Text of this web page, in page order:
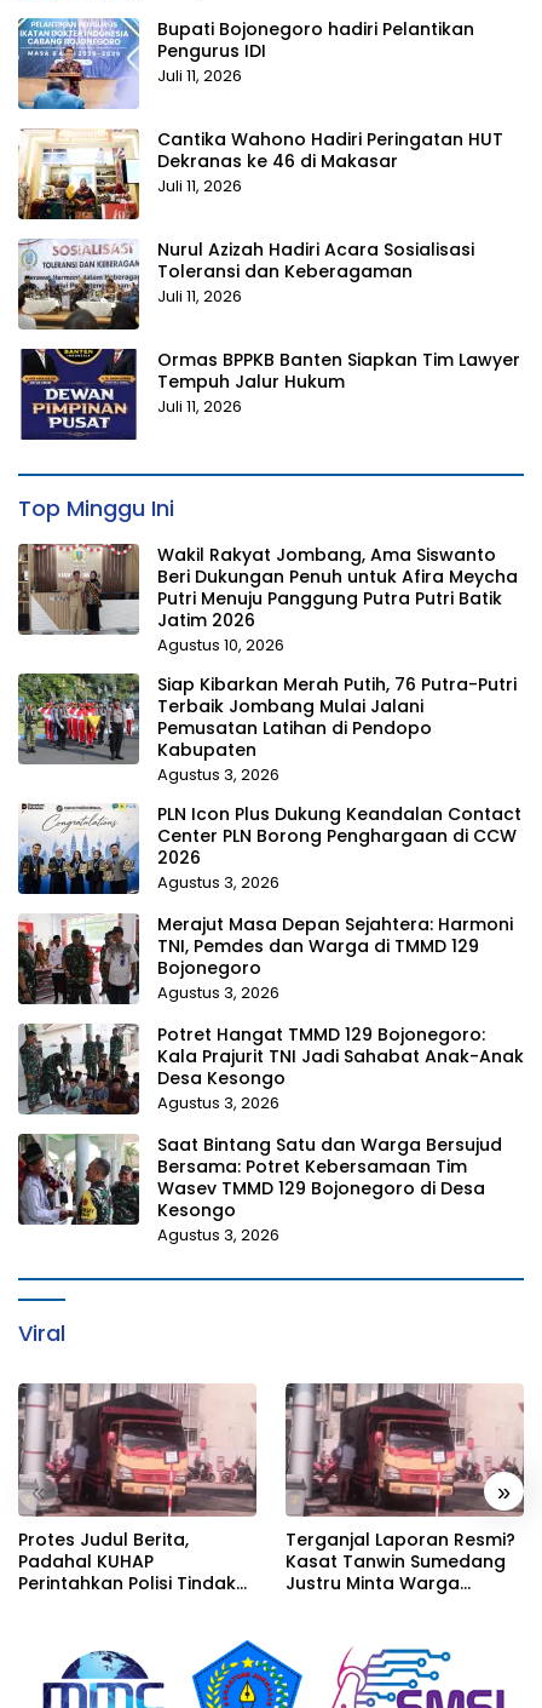
Bupati Bojonegoro hadiri Pelantikan
Pengurus IDI
Juli 11, 2026
Cantika Wahono Hadiri Peringatan HUT
Dekranas ke 46 di Makasar
Juli 11, 2026
Nurul Azizah Hadiri Acara Sosialisasi
Toleransi dan Keberagaman
Juli 11, 2026
Ormas BPPKB Banten Siapkan Tim Lawyer
Tempuh Jalur Hukum
Juli 11, 2026
Top Minggu Ini
Wakil Rakyat Jombang, Ama Siswanto
Beri Dukungan Penuh untuk Afira Meycha
Putri Menuju Panggung Putra Putri Batik
Jatim 2026
Agustus 10, 2026
Siap Kibarkan Merah Putih, 76 Putra-Putri
Terbaik Jombang Mulai Jalani
Pemusatan Latihan di Pendopo
Kabupaten
Agustus 3, 2026
PLN Icon Plus Dukung Keandalan Contact
Center PLN Borong Penghargaan di CCW
2026
Agustus 3, 2026
Merajut Masa Depan Sejahtera: Harmoni
TNI, Pemdes dan Warga di TMMD 129
Bojonegoro
Agustus 3, 2026
Potret Hangat TMMD 129 Bojonegoro:
Kala Prajurit TNI Jadi Sahabat Anak-Anak
Desa Kesongo
Agustus 3, 2026
Saat Bintang Satu dan Warga Bersujud
Bersama: Potret Kebersamaan Tim
Wasev TMMD 129 Bojonegoro di Desa
Kesongo
Agustus 3, 2026
Viral
« »
Protes Judul Berita,
Padahal KUHAP
Perintahkan Polisi Tindak
Terganjal Laporan Resmi?
Kasat Tanwin Sumedang
Justru Minta Warga